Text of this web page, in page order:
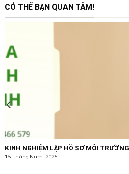
CÓ THỂ BẠN QUAN TÂM!
KINH NGHIỆM LẬP HỒ SƠ MÔI TRƯỜNG
15 Tháng Năm, 2025